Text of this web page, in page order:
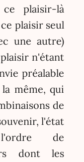
plaisir-là
plaisir seul
une autre)
n'étant
préalable
même, qui
de
l'état
de
dont les